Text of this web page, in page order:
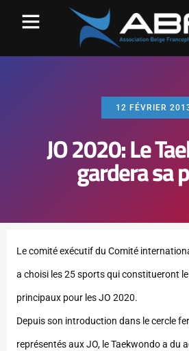
12 FÉVRIER
JO 2020: Le
gardera sa
Le comité exécutif du Comité
a choisi les 25 sports qui constitueront
principaux pour les JO 2020.
Depuis son introduction dans le cercle
représentés aux JO, le Taekwondo a du